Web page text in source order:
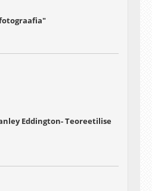
Eddington- Teoreetilise